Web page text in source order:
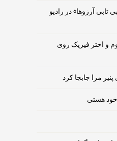
تابی آرزوها» در رادیو
و اختر فیزیک روی
مرا جابجا کرد
خود هستی